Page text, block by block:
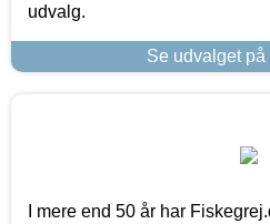
udvalg.
Se udvalget på
I mere end 50 år har